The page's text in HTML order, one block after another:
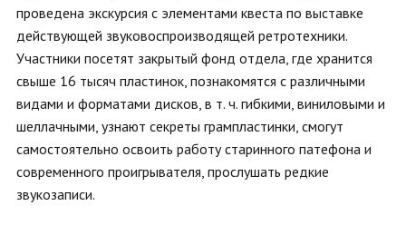
проведена экскурсия с элементами квеста по выставке
действующей звуковоспроизводящей ретротехники.
Участники посетят закрытый фонд отдела, где хранится
свыше 16 тысяч пластинок, познакомятся с различными
видами и форматами дисков, в т. ч. гибкими, виниловыми и
шеллачными, узнают секреты грампластинки, смогут
самостоятельно освоить работу старинного патефона и
современного проигрывателя, прослушать редкие
звукозаписи.